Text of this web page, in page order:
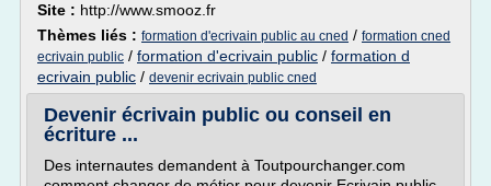
Site : http://www.smooz.fr
Thèmes liés : formation d'ecrivain public au cned / formation cned
ecrivain public / formation d'ecrivain public / formation d
ecrivain public / devenir ecrivain public cned
Devenir écrivain public ou conseil en
écriture ...
Des internautes demandent à Toutpourchanger.com